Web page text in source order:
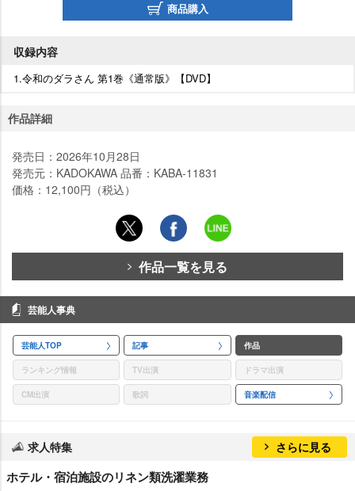
商品購入
収録内容
1.令和のダラさん 第1巻《通常版》【DVD】
作品詳細
発売日：2026年10月28日
発売元：KADOKAWA 品番：KABA-11831
価格：12,100円（税込）
作品一覧を見る
芸能人事典
芸能人TOP 記事 作品
ランキング情報 TV出演 ドラマ出演
CM出演 歌詞 音楽配信
求人特集 さらに見る
ホテル・宿泊施設のリネン類洗濯業務